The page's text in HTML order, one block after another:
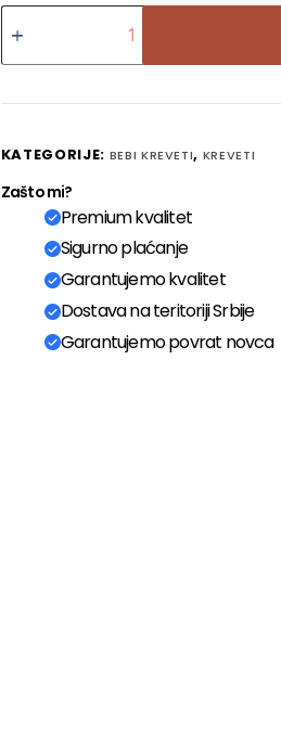
KATEGORIJE: BEBI KREVETI, KREVETI
Zašto mi?
Premium kvalitet
Sigurno plaćanje
Garantujemo kvalitet
Dostava na teritoriji Srbije
Garantujemo povrat novca